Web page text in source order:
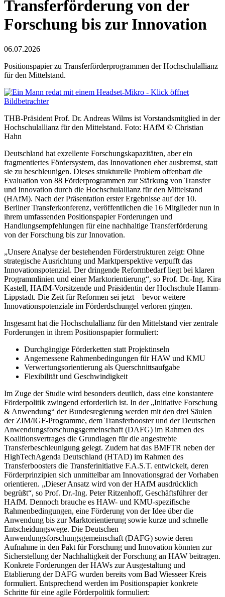
Transferförderung von der
Forschung bis zur Innovation
06.07.2026
Positionspapier zu Transferförderprogrammen der Hochschulallianz
für den Mittelstand.
THB-Präsident Prof. Dr. Andreas Wilms ist Vorstandsmitglied in der
Hochschulallianz für den Mittelstand. Foto: HAfM © Christian
Hahn
Deutschland hat exzellente Forschungskapazitäten, aber ein
fragmentiertes Fördersystem, das Innovationen eher ausbremst, statt
sie zu beschleunigen. Dieses strukturelle Problem offenbart die
Evaluation von 88 Förderprogrammen zur Stärkung von Transfer
und Innovation durch die Hochschulallianz für den Mittelstand
(HAfM). Nach der Präsentation erster Ergebnisse auf der 10.
Berliner Transferkonferenz, veröffentlichen die 16 Mitglieder nun in
ihrem umfassenden Positionspapier Forderungen und
Handlungsempfehlungen für eine nachhaltige Transferförderung
von der Forschung bis zur Innovation.
„Unsere Analyse der bestehenden Förderstrukturen zeigt: Ohne
strategische Ausrichtung und Marktperspektive verpufft das
Innovationspotenzial. Der dringende Reformbedarf liegt bei klaren
Programmlinien und einer Marktorientierung“, so Prof. Dr.-Ing. Kira
Kastell, HAfM-Vorsitzende und Präsidentin der Hochschule Hamm-
Lippstadt. Die Zeit für Reformen sei jetzt – bevor weitere
Innovationspotenziale im Förderdschungel verloren gingen.
Insgesamt hat die Hochschulallianz für den Mittelstand vier zentrale
Forderungen in ihrem Positionspapier formuliert:
Durchgängige Förderketten statt Projektinseln
Angemessene Rahmenbedingungen für HAW und KMU
Verwertungsorientierung als Querschnittsaufgabe
Flexibilität und Geschwindigkeit
Im Zuge der Studie wird besonders deutlich, dass eine konstantere
Förderpolitik zwingend erforderlich ist. In der „Initiative Forschung
& Anwendung“ der Bundesregierung werden mit den drei Säulen
der ZIM/IGF-Programme, dem Transferbooster und der Deutschen
Anwendungsforschungsgemeinschaft (DAFG) im Rahmen des
Koalitionsvertrages die Grundlagen für die angestrebte
Transferbeschleunigung gelegt. Zudem hat das BMFTR neben der
HighTechAgenda Deutschland (HTAD) im Rahmen des
Transferboosters die Transferinitiative F.A.S.T. entwickelt, deren
Förderprinzipien sich unmittelbar am Innovationsgrad der Vorhaben
orientieren. „Dieser Ansatz wird von der HAfM ausdrücklich
begrüßt“, so Prof. Dr.-Ing. Peter Ritzenhoff, Geschäftsführer der
HAfM. Dennoch brauche es HAW- und KMU-spezifische
Rahmenbedingungen, eine Förderung von der Idee über die
Anwendung bis zur Marktorientierung sowie kurze und schnelle
Entscheidungswege. Die Deutschen
Anwendungsforschungsgemeinschaft (DAFG) sowie deren
Aufnahme in den Pakt für Forschung und Innovation könnten zur
Sicherstellung der Nachhaltigkeit der Forschung an HAW beitragen.
Konkrete Forderungen der HAWs zur Ausgestaltung und
Etablierung der DAFG wurden bereits vom Bad Wiesseer Kreis
formuliert. Entsprechend werden im Positionspapier konkrete
Schritte für eine agile Förderpolitik formuliert: